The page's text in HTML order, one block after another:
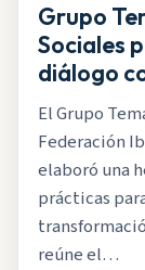
Grupo
Sociales
diálogo
El Grupo
Federación
elaboró una
prácticas
reúne el…